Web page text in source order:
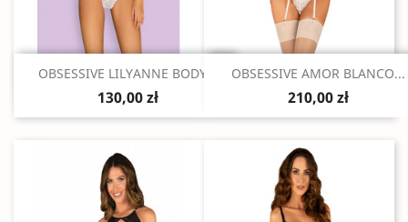
Szybki podgląd
OBSESSIVE LILYANNE BODY...
130,00 zł
Szybki podgląd
OBSESSIVE AMOR BLANCO...
210,00 zł